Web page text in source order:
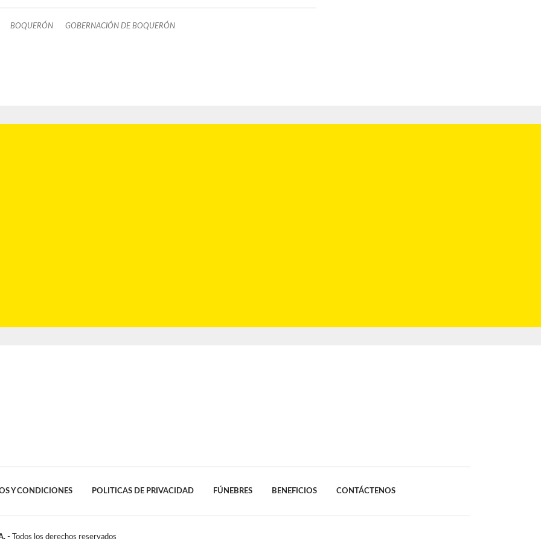
BOQUERÓN GOBERNACIÓN DE BOQUERÓN
Y CONDICIONES POLITICAS DE PRIVACIDAD FÚNEBRES BENEFICIOS CONTÁCTENOS
- Todos los derechos reservados